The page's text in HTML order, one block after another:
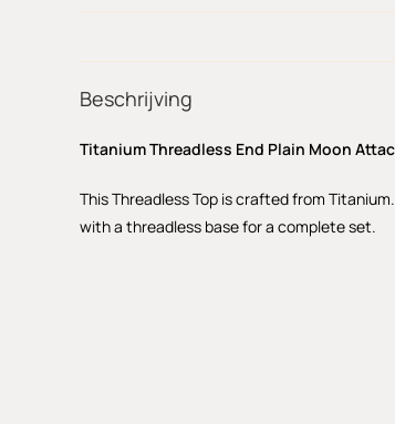
Beschrijving
Titanium Threadless End Plain Moon
This Threadless Top is crafted from
with a threadless base for a complete set.